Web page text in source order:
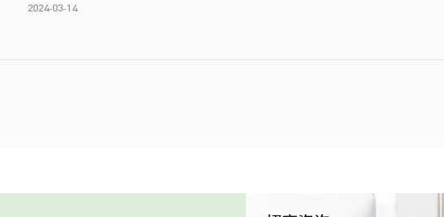
2024-03-14